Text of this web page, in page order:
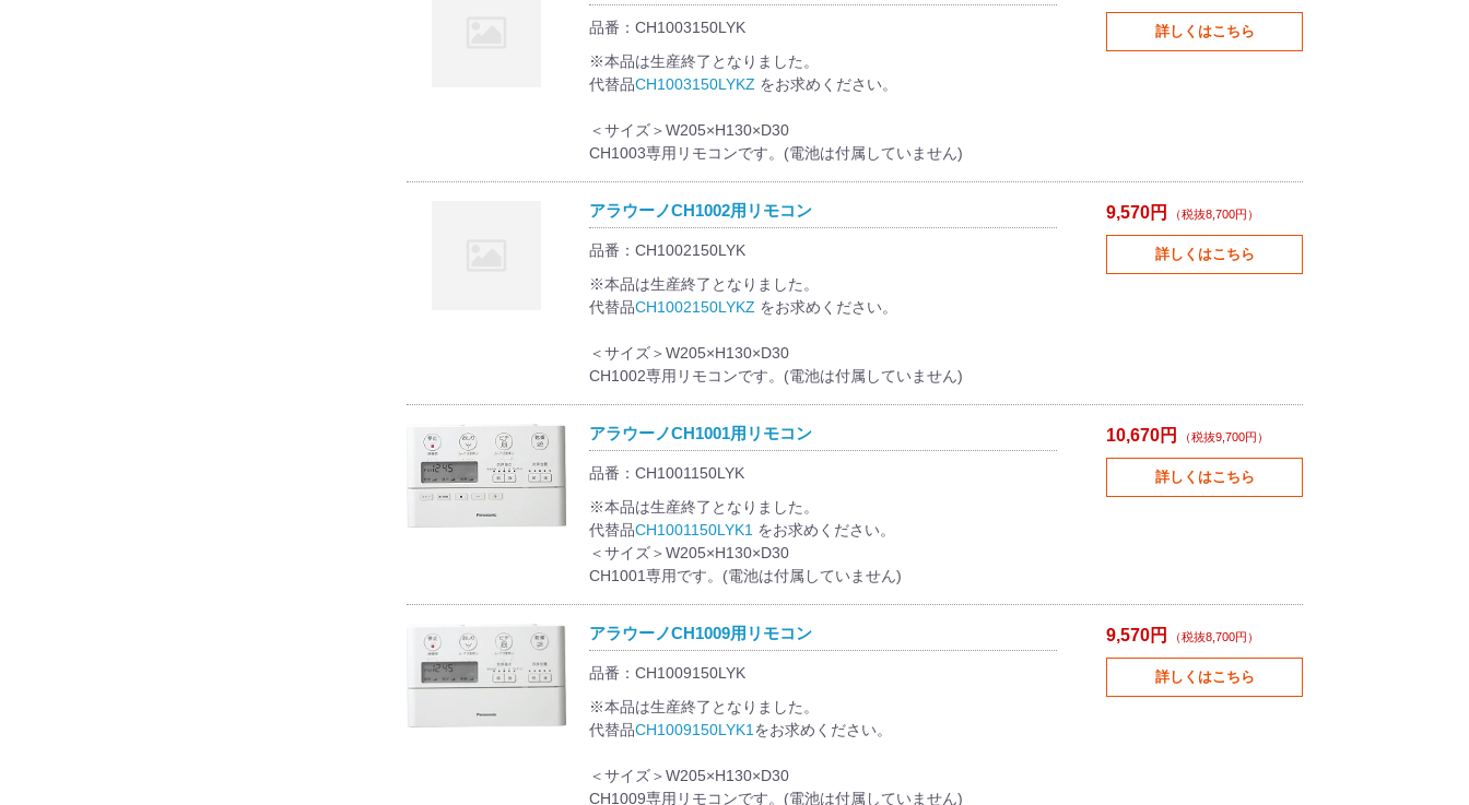
品番：CH1003150LYK
※本品は生産終了となりました。
代替品CH1003150LYKZ をお求めください。
＜サイズ＞W205×H130×D30
CH1003専用リモコンです。(電池は付属していません)
詳しくはこちら
アラウーノCH1002用リモコン
品番：CH1002150LYK
※本品は生産終了となりました。
代替品CH1002150LYKZ をお求めください。
＜サイズ＞W205×H130×D30
CH1002専用リモコンです。(電池は付属していません)
9,570円 （税抜8,700円）
詳しくはこちら
アラウーノCH1001用リモコン
品番：CH1001150LYK
※本品は生産終了となりました。
代替品CH1001150LYK1 をお求めください。
＜サイズ＞W205×H130×D30
CH1001専用です。(電池は付属していません)
10,670円 （税抜9,700円）
詳しくはこちら
アラウーノCH1009用リモコン
品番：CH1009150LYK
※本品は生産終了となりました。
代替品CH1009150LYK1 をお求めください。
＜サイズ＞W205×H130×D30
CH1009専用リモコンです。(電池は付属していません)
9,570円 （税抜8,700円）
詳しくはこちら